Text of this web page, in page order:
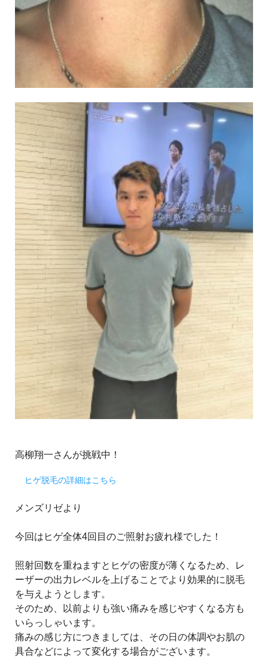
高柳翔一さんが挑戦中！
ヒゲ脱毛の詳細はこちら
メンズリゼより
今回はヒゲ全体4回目のご照射お疲れ様でした！
照射回数を重ねますとヒゲの密度が薄くなるため、レ
ーザーの出力レベルを上げることでより効果的に脱毛
を与えようとします。
そのため、以前よりも強い痛みを感じやすくなる方も
いらっしゃいます。
痛みの感じ方につきましては、その日の体調やお肌の
具合などによって変化する場合がございます。